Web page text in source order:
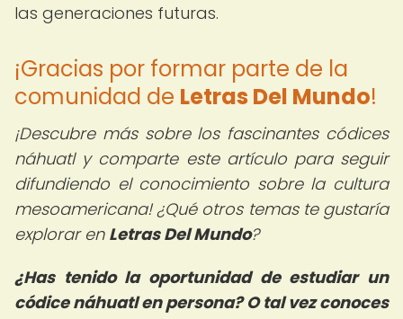
las generaciones futuras.
¡Gracias por formar parte de la
comunidad de Letras Del Mundo!
¡Descubre más sobre los fascinantes códices
náhuatl y comparte este artículo para seguir
difundiendo el conocimiento sobre la cultura
mesoamericana! ¿Qué otros temas te gustaría
explorar en Letras Del Mundo?
¿Has tenido la oportunidad de estudiar un
códice náhuatl en persona? O tal vez conoces